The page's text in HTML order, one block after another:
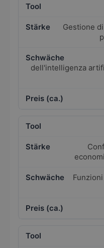
Gestione
dell'intelligenza